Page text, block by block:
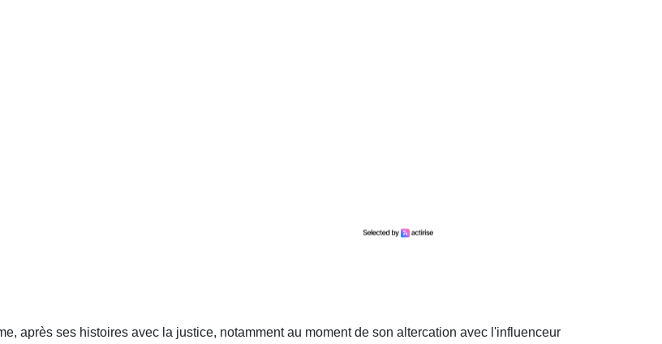
après ses histoires avec la justice, notamment au moment de son altercation avec l'influenceur